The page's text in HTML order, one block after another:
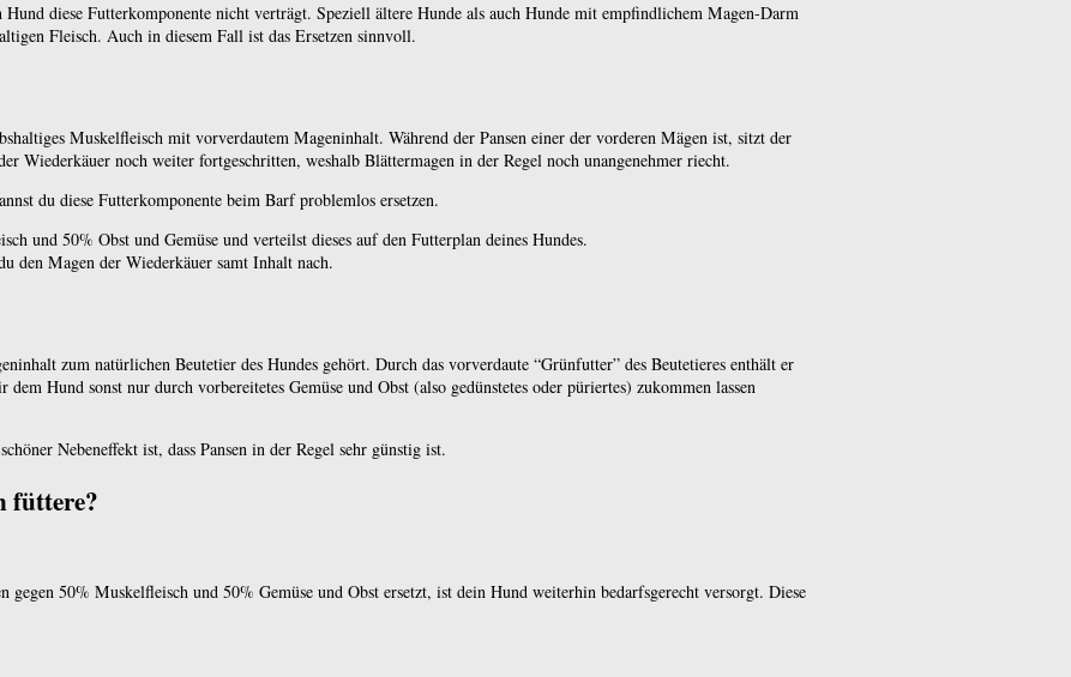
diese Futterkomponente nicht verträgt. Speziell ältere Hunde als auch Hunde mit empfindlichem Magen-Darm
Fleisch. Auch in diesem Fall ist das Ersetzen sinnvoll.
Muskelfleisch mit vorverdautem Mageninhalt. Während der Pansen einer der vorderen Mägen ist, sitzt der
Wiederkäuer noch weiter fortgeschritten, weshalb Blättermagen in der Regel noch unangenehmer riecht.
du diese Futterkomponente beim Barf problemlos ersetzen.
und 50% Obst und Gemüse und verteilst dieses auf den Futterplan deines Hundes.
den Magen der Wiederkäuer samt Inhalt nach.
zum natürlichen Beutetier des Hundes gehört. Durch das vorverdaute “Grünfutter” des Beutetieres enthält er
Hund sonst nur durch vorbereitetes Gemüse und Obst (also gedünstetes oder püriertes) zukommen lassen
Nebeneffekt ist, dass Pansen in der Regel sehr günstig ist.
füttere?
gegen 50% Muskelfleisch und 50% Gemüse und Obst ersetzt, ist dein Hund weiterhin bedarfsgerecht versorgt. Diese